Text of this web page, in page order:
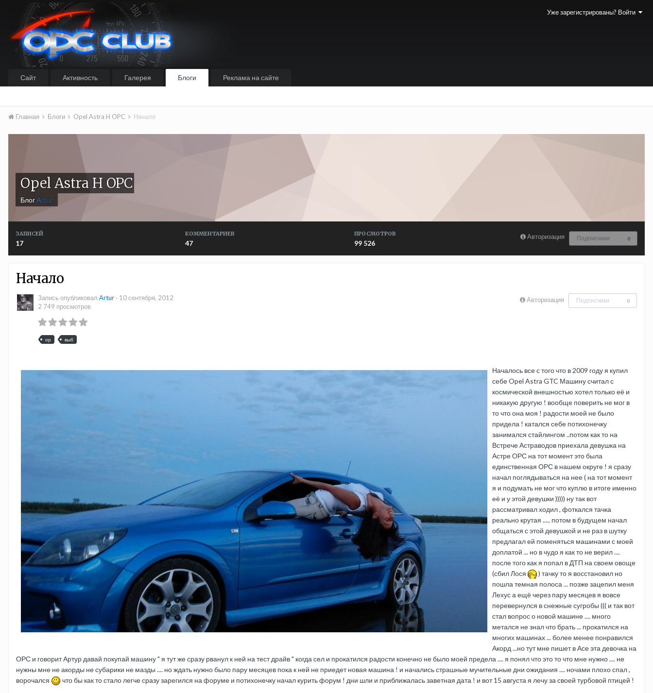
Уже зарегистрированы? Войти
Сайт Активность Галерея Блоги Реклама на сайте
Главная Блоги Opel Astra H OPC Начало
Opel Astra H OPC
БлогАrtur
Авторизация Подписчики 0
ЗАПИСЕЙ
17
КОММЕНТАРИЕВ
47
ПРОСМОТРОВ
99 526
Начало
Авторизация Подписчики 0
Запись опубликовал Аrtur · 10 сентября, 2012
2 749 просмотров
ор выб
Началось все с того что в 2009 году я купил
себе Opel Astra GTC Машину считал с
космической внешностью хотел только её и
никакую другую ! вообще поверить не мог в
то что она моя ! радости моей не было
придела ! катался себе потихонечку
занимался стайлингом ..потом как то на
Встрече Астраводов приехала девушка на
Астре ОРС на тот момент это была
единственная ОРС в нашем округе ! я сразу
начал поглядываться на нее ( на тот момент
я и подумать не мог что куплю в итоге именно
её и у этой девушки ))))) ну так вот
рассматривал ходил , фоткался тачка
реально крутая ..... потом в будущем начал
общаться с этой девушкой и не раз в шутку
предлагал ей поменяться машинами с моей
доплатой ... но в чудо я как то не верил ....
после того как я попал в ДТП на своем овоще
(сбил Лося
) тачку то я восстановил но
пошла темная полоса ... позже зацепил меня
Лехус а ещё через пару месяцев я вовсе
перевернулся в снежные сугробы ((( и так вот
стал вопрос о новой машине .... много
метался не знал что брать ... прокатился на
многих машинах ... более менее понравился
Акорд ...но тут мне пишет в Асе эта девочка на
ОРС и говорит Артур давай покупай машину " я тут же сразу рванул к ней на тест драйв " когда сел и прокатился радости конечно не было моей предела .... я понял что это то что мне нужно .... не
нужны мне не акорды не субарики не мазды .... но ждать нужно было пару месяцев пока к ней не приедет новая машина ! и начались страшные мучительные дни ожидания .... ночами плохо спал ,
ворочался
что бы как то стало легче сразу зарегился на форуме и потихонечку начал курить форум ! дни шли и приближалась заветная дата ! и вот 15 августа я лечу за своей турбовой птицей !